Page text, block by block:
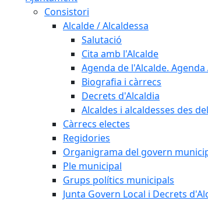
Consistori
Alcalde / Alcaldessa
Salutació
Cita amb l'Alcalde
Agenda de l'Alcalde. Agenda
Biografia i càrrecs
Decrets d'Alcaldia
Alcaldes i alcaldesses des
Càrrecs electes
Regidories
Organigrama del govern
Ple municipal
Grups polítics municipals
Junta Govern Local i Decrets